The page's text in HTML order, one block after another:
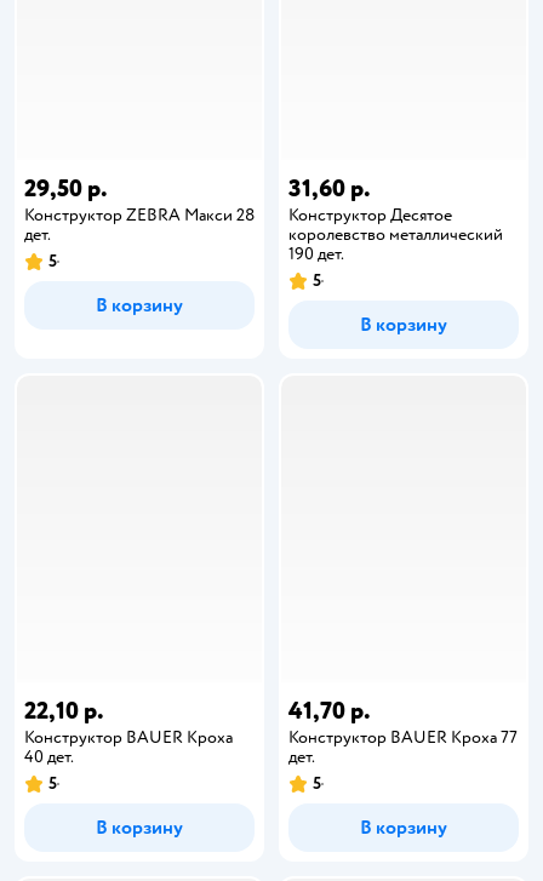
29,50 р.
Конструктор ZEBRA Макси 28
дет.
5
В корзину
31,60 р.
Конструктор Десятое
королевство металлический
190 дет.
5
В корзину
22,10 р.
Конструктор BAUER Кроха
40 дет.
5
В корзину
41,70 р.
Конструктор BAUER Кроха 77
дет.
5
В корзину